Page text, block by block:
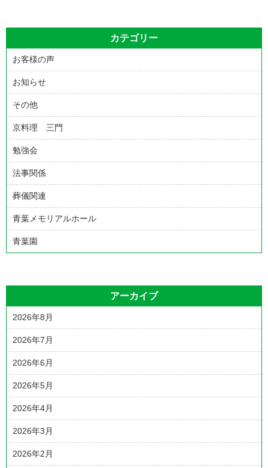
カテゴリー
お客様の声
お知らせ
その他
京料理 三門
勉強会
法事関係
葬儀関連
青葉メモリアルホール
青葉園
アーカイブ
2026年8月
2026年7月
2026年6月
2026年5月
2026年4月
2026年3月
2026年2月